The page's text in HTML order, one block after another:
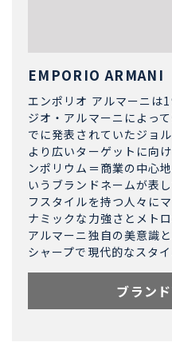
EMPORIO ARMANI
エンポリオ アルマーニは
ジオ・アルマーニによっ
でに発表されていたジョ
より広いターゲットに向
ンポリウム＝商業の中心
いうブランドネームが表
フスタイルを持つ人々に
ナミックな力強さとメト
アルマーニ独自の美意識
シャープで現代的なスタ
ブラン